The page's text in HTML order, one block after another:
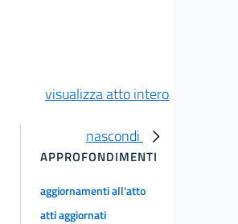
visualizza atto intero
nascondi
APPROFONDIMENTI
aggiornamenti all'atto
atti aggiornati